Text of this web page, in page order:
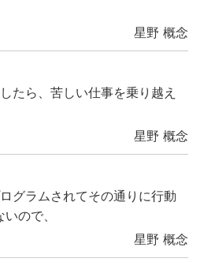
星野 概念
たら、苦しい仕事を乗り越え
星野 概念
グラムされてその通りに行動
ので、
星野 概念